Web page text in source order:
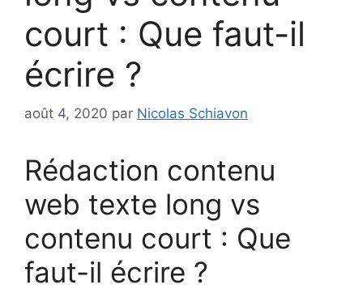
court : Que faut-il
écrire ?
août 4, 2020 par Nicolas Schiavon
Rédaction contenu
web texte long vs
contenu court : Que
faut-il écrire ?